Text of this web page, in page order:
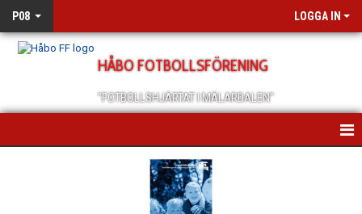
P08 LOGGA IN
HÅBO FOTBOLLSFÖRENING
"FOTBOLLSHJÄRTAT I MÄLARDALEN"